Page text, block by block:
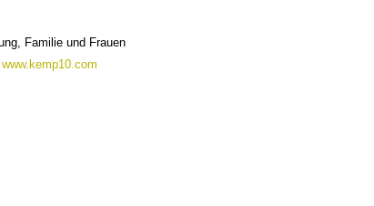
Familie und Frauen
www.kemp10.com